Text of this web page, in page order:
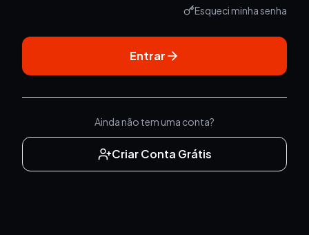
Esqueci minha senha
Entrar
Ainda não tem uma conta?
Criar Conta Grátis